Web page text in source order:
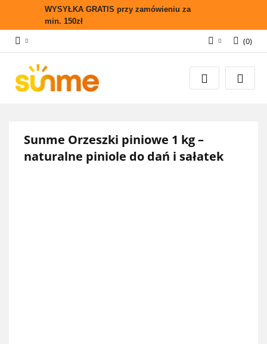
WYSYŁKA GRATIS przy zamówieniu za
min. 150zł
Zaloguj się
Zarejestruj się
(0)
Sunme Orzeszki piniowe 1 kg –
naturalne piniole do dań i sałatek